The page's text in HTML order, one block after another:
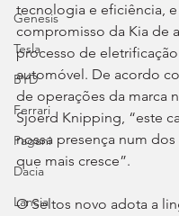
Genesis
Tesla
BYD
Ferrari
Pagani
Dacia
Lancia
tecnologia e eficiência,
compromisso da Kia de
processo de
automóvel. De acordo
de operações da marca
Sjoerd Knipping, “este
nossa presença num
que mais cresce”.
O Seltos novo adota a